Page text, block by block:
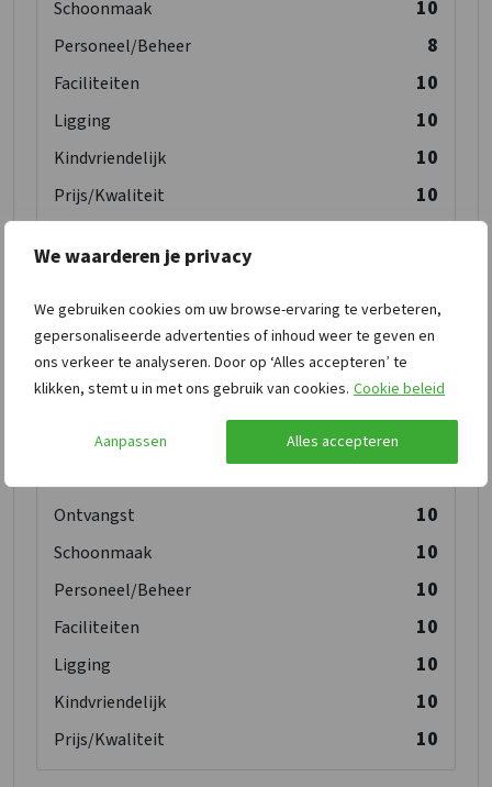
We waarderen je privacy
We gebruiken cookies om uw browse-ervaring te verbeteren,
gepersonaliseerde advertenties of inhoud weer te geven en
ons verkeer te analyseren. Door op ‘Alles accepteren’ te
klikken, stemt u in met ons gebruik van cookies. Cookie beleid
Aanpassen Alles accepteren
Schoonmaak 10
Personeel/Beheer 8
Faciliteiten 10
Ligging 10
Kindvriendelijk 10
Prijs/Kwaliteit 10
10,0 Mark W.
augustus 2020
Sehr schöne Haus. Schöner Schwimmteich
und Spielgeräte. Alles TOP! Würden jederzeit
wieder hinfahren
Ontvangst 10
Schoonmaak 10
Personeel/Beheer 10
Faciliteiten 10
Ligging 10
Kindvriendelijk 10
Prijs/Kwaliteit 10